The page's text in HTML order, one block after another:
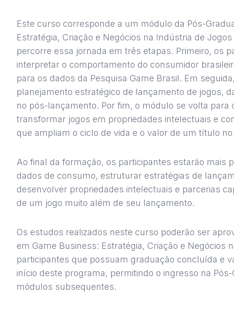
Este curso corresponde a um módulo da Pós-
Estratégia, Criação e Negócios na Indústria de
percorre essa jornada em três etapas. Primeiro, os
interpretar o comportamento do consumidor
para os dados da Pesquisa Game Brasil. Em
planejamento estratégico de lançamento de jogos,
no pós-lançamento. Por fim, o módulo se volta para
transformar jogos em propriedades intelectuais e
que ampliam o ciclo de vida e o valor de um título
Ao final da formação, os participantes estarão mais
dados de consumo, estruturar estratégias de
desenvolver propriedades intelectuais e parcerias
de um jogo muito além de seu lançamento.
Os estudos realizados neste curso poderão ser
em Game Business: Estratégia, Criação e Negócios
participantes que possuam graduação concluída e
início deste programa, permitindo o ingresso na
módulos subsequentes.